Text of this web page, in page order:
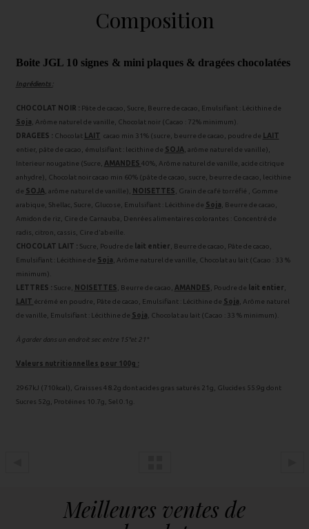
Composition
Boite JGL 10 signes & mini plaques & dragées chocolatées
Ingrédients :
CHOCOLAT NOIR : Pâte de cacao, Sucre, Beurre de cacao, Emulsifiant : Lécithine de
Soja , Arôme naturel de vanille, Chocolat noir (Cacao : 72% minimum).
DRAGEES : Chocolat LAIT cacao min 31% (sucre, beurre de cacao, poudre de
LAIT
entier, pâte de cacao, émulsifiant : lecithine de SOJA , arôme naturel de vanille),
Interieur nougatine (Sucre,
AMANDES 40%, Arôme naturel de vanille, acide citrique
anhydre), Chocolat noir cacao min 60% (pâte de cacao, sucre, beurre de cacao, lecithine
de SOJA , arôme naturel de vanille), NOISETTES , Grain de café torréfié , Gomme
arabique, Shellac, Sucre, Glucose, Emulsifiant : Lécithine de Soja , Beurre de cacao,
Amidon de riz, Cire de Carnauba, Denrées alimentaires colorantes : Concentré de
radis, citron, cassis, Cire d'abeille.
CHOCOLAT LAIT : Sucre, Poudre de lait entier , Beurre de cacao, Pâte de cacao,
Emulsifiant : Lécithine de Soja , Arôme naturel de vanille, Chocolat au lait (Cacao : 33 %
minimum).
LETTRES : Sucre, NOISETTES , Beurre de cacao, AMANDES , Poudre de lait entier
LAIT écrémé en poudre, Pâte de cacao, Emulsifiant : Lécithine de Soja , Arôme naturel
de vanille, Emulsifiant : Lécithine de Soja , Chocolat au lait (Cacao : 33 % minimum).
À garder dans un endroit sec entre 15°et 21°
Valeurs nutritionnelles pour 100g :
2967kJ (710kcal), Graisses 48.2g dont acides gras saturés 21g, Glucides 55.9g dont
Sucres 52g, Protéines 10.7g, Sel 0.1g.
Meilleures ventes de